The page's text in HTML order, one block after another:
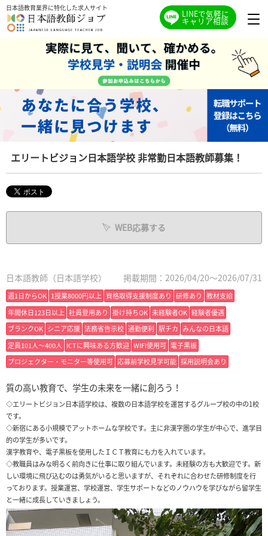
日本語教育業界に特化した求人サイト
LINEで気軽に
キャリア相談
エリートビジョン日本語学校 非常勤日本語教師募集！
WEB応募する
日本語教師（日本語学校） 掲載期間：2026/04/20～2026/07/31
週1日からOK 1授業8000円以上 資格取得支援制度あり 研修あり 教材支給
年間休日123日以上 社員登用あり 掛け持ちOK 未経験者OK 経験者優遇
ブランクOK シニア応援 法務省告示校 通勤便利 駅チカ みんなの日本語
定員101人〜400人
ICTに興味ある方歓迎 WIFI使用可 電子黒板
プロジェクター・モニター等使用可 応募前学校見学可能 採用説明会あり
質の高い教育で、学生の未来を一緒に創ろう！
◇エリートビジョン日本語学校は、複数の日本語学校を運営するグループ校の中の1校
です。
◇新宿にある小規模でアットホームな学校です。主に非漢字圏の学生が中心で、進学目
的の学生が多いです。
漢字教育や、電子黒板を使用したＩＣＴ教育にも力を入れています。
◇教職員はみな明るく前向きに仕事に取り組んでいます。未経験の方も大歓迎です。新
しい環境に飛び込むのは勇気がいると思いますが、それぞれに合わせた研修制度を行
っております。授業運営、学校運営、学生サポートなどのノウハウを学びながら留学生
と一緒に成長していきましょう。